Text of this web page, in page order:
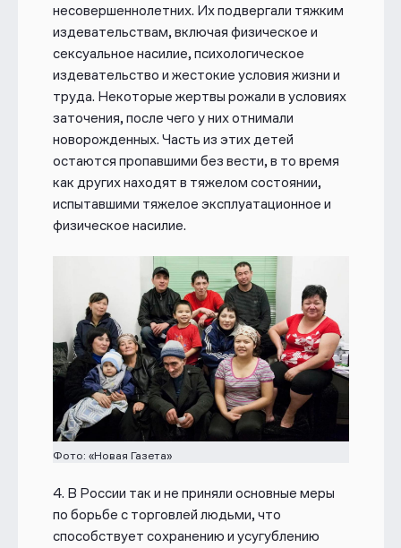
несовершеннолетних. Их подвергали тяжким
издевательствам, включая физическое и
сексуальное насилие, психологическое
издевательство и жестокие условия жизни и
труда. Некоторые жертвы рожали в условиях
заточения, после чего у них отнимали
новорожденных. Часть из этих детей
остаются пропавшими без вести, в то время
как других находят в тяжелом состоянии,
испытавшими тяжелое эксплуатационное и
физическое насилие.
Фото: «Новая Газета»
4. В России так и не приняли основные меры
по борьбе с торговлей людьми, что
способствует сохранению и усугублению